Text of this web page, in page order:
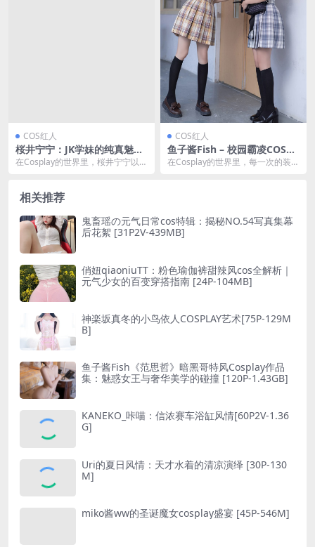
COS红人
桜井宁宁：JK学妹的纯真魅力
[88P-1.14GB]
在Cosplay的世界里，桜井宁宁以其
COS红人
鱼子酱Fish – 校园霸凌COSPL
AY作品集 [92P-1.26GB]
在Cosplay的世界里，每一次的装扮
相关推荐
鬼畜瑶の元气日常cos特辑：揭秘NO.54写真集幕
后花絮 [31P2V-439MB]
俏妞qiaoniuTT：粉色瑜伽裤甜辣风cos全解析｜
元气少女的百变穿搭指南 [24P-104MB]
神楽坂真冬的小鸟依人COSPLAY艺术[75P-129M
B]
鱼子酱Fish《范思哲》暗黑哥特风Cosplay作品
集：魅惑女王与奢华美学的碰撞 [120P-1.43GB]
KANEKO_咔喵：信浓赛车浴缸风情[60P2V-1.36
G]
Uri的夏日风情：天才水着的清凉演绎 [30P-130
M]
miko酱ww的圣诞魔女cosplay盛宴 [45P-546M]